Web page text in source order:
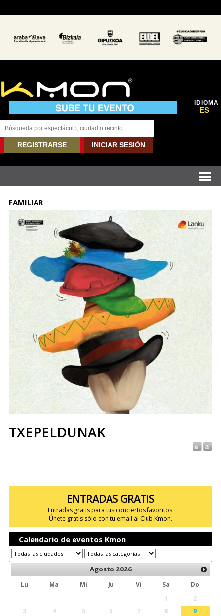
IDIOMA
ES
REGISTRARSE INICIAR SESIÓN
FAMILIAR
TXEPELDUNAK
ENTRADAS GRATIS
Entradas gratis para tus conciertos favoritos.
Únete gratis sólo con tu email al Club Kmon.
Calendario de eventos Kmon
Agosto 2026
Lu Ma Mi Ju Vi Sa
Do
1
2
3
4 5 6 7 8
9